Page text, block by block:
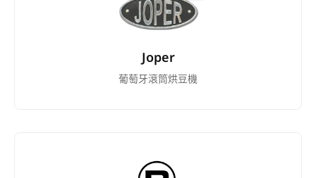
Joper
葡萄牙滾筒烘豆機